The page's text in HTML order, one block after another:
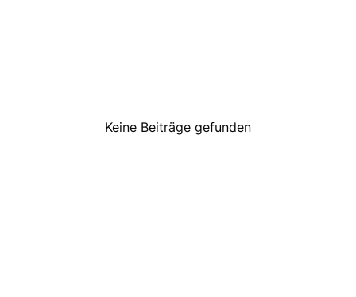
Keine Beiträge gefunden